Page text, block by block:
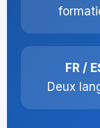
FR /
Deux